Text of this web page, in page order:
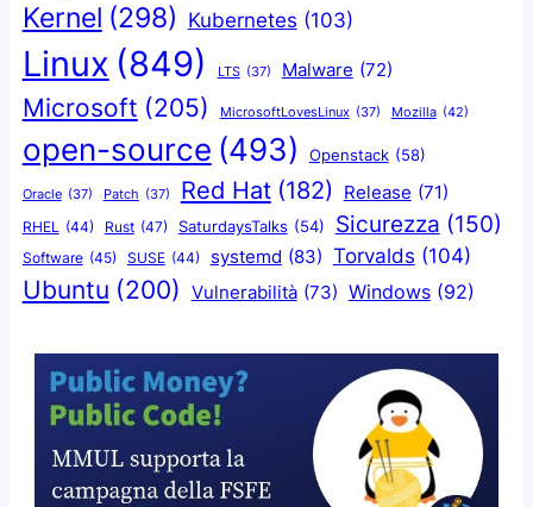
Kernel (298) Kubernetes (103)
Linux (849) LTS (37) Malware (72)
Microsoft (205) MicrosoftLovesLinux (37) Mozilla (42)
open-source (493) Openstack (58)
Oracle (37) Patch (37) Red Hat (182) Release (71)
RHEL (44) Rust (47) SaturdaysTalks (54) Sicurezza (150)
Software (45) SUSE (44) systemd (83) Torvalds (104)
Ubuntu (200) Vulnerabilità (73) Windows (92)